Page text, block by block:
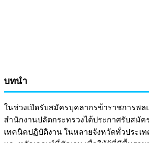
บทนำ
ในช่วงเปิดรับสมัครบุคลากรข้าราชการพล
สำนักงานปลัดกระทรวงได้ประกาศรับสมัค
เทคนิคปฏิบัติงาน ในหลายจังหวัดทั่วประเ